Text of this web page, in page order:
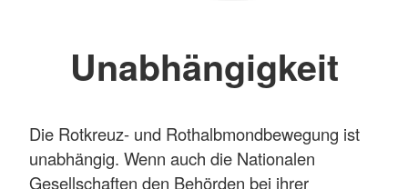
Unabhängigkeit
Die Rotkreuz- und Rothalbmondbewegung ist
unabhängig. Wenn auch die Nationalen
Gesellschaften den Behörden bei ihrer